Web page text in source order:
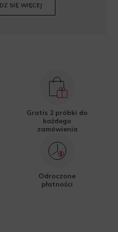
SIĘ WIĘCEJ
Gratis 2 próbki do
każdego
zamówienia
Odroczone
płatności